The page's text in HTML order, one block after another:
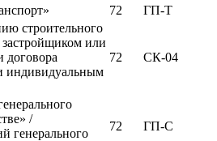
72
ГП-Т
строительного
или
договора
индивидуальным
72 СК-04
/
генерального
72 ГП-С